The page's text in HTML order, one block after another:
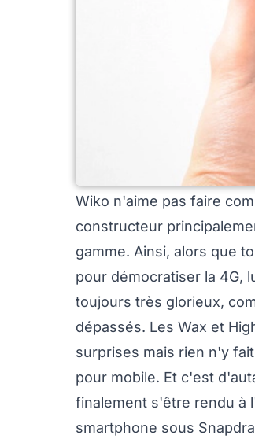
Wiko n'aime pas faire
constructeur
gamme. Ainsi, alors que
pour démocratiser la 4G,
toujours très glorieux,
dépassés. Les Wax et
surprises mais rien n'y
pour mobile. Et c'est
finalement s'être rendu à
smartphone sous